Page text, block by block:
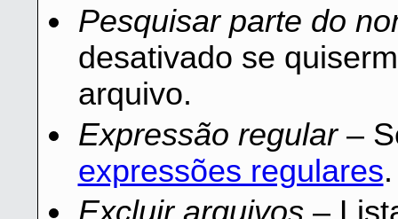
Pesquisar parte do
desativado se
arquivo.
Expressão regular–
expressões regulares.